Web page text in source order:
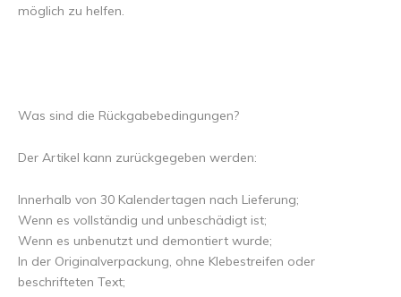
möglich zu helfen.
Was sind die Rückgabebedingungen?
Der Artikel kann zurückgegeben werden:
Innerhalb von 30 Kalendertagen nach Lieferung;
Wenn es vollständig und unbeschädigt ist;
Wenn es unbenutzt und demontiert wurde;
In der Originalverpackung, ohne Klebestreifen oder
beschrifteten Text;